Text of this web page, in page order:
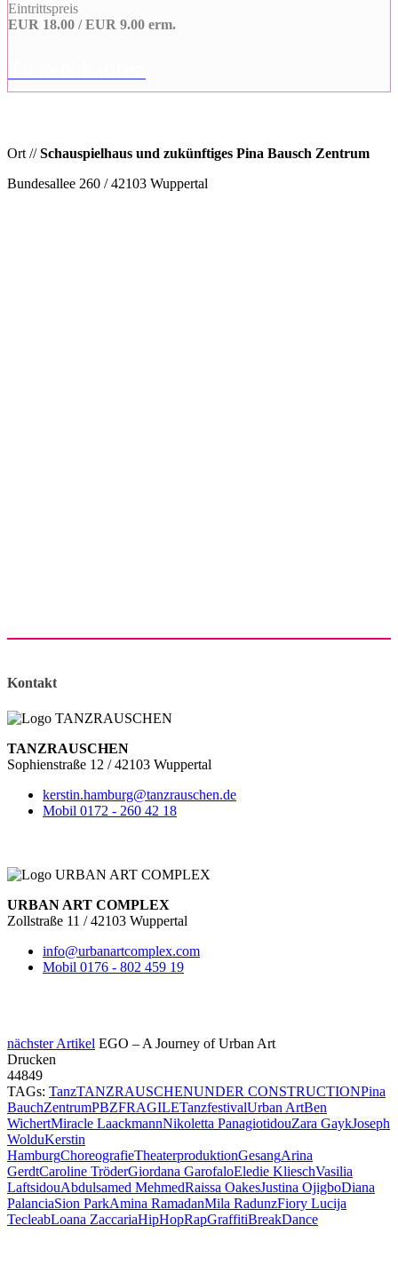
Eintrittspreis
EUR 18.00 / EUR 9.00 erm.
Ort //Schauspielhaus und zukünftiges Pina Bausch Zentrum
Bundesallee 260 / 42103 Wuppertal
Kontakt
TANZRAUSCHEN
Sophienstraße 12 / 42103 Wuppertal
kerstin.hamburg@tanzrauschen.de
Mobil 0172 - 260 42 18
URBAN ART COMPLEX
Zollstraße 11 / 42103 Wuppertal
info@urbanartcomplex.com
Mobil 0176 - 802 459 19
nächster Artikel EGO – A Journey of Urban Art
Drucken
44849
TAGs: TanzTANZRAUSCHENUNDER CONSTRUCTIONPina
BauchZentrumPBZFRAGILETanzfestivalUrban ArtBen
WichertMiracle LaackmannNikoletta PanagiotidouZara GaykJoseph
WolduKerstin
HamburgChoreografieTheaterproduktionGesangArina
GerdtCaroline TröderGiordana GarofaloEledie KlieschVasilia
LaftsidouAbdulsamed MehmedRaissa OakesJustina OjigboDiana
PalanciaSion ParkAmina RamadanMila RadunzFiory Lucija
TecleabLoana ZaccariaHipHopRapGraffitiBreakDance